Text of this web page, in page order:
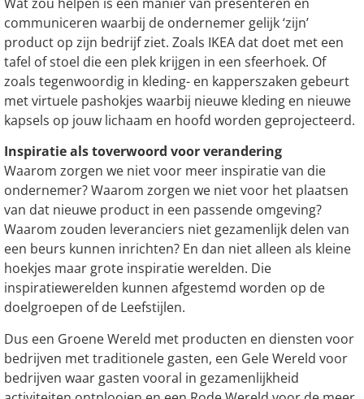
communiceren waarbij de ondernemer gelijk ‘zijn’
product op zijn bedrijf ziet. Zoals IKEA dat doet met een
tafel of stoel die een plek krijgen in een sfeerhoek. Of
zoals tegenwoordig in kleding- en kapperszaken gebeurt
met virtuele pashokjes waarbij nieuwe kleding en nieuwe
kapsels op jouw lichaam en hoofd worden geprojecteerd.
Inspiratie als toverwoord voor verandering
Waarom zorgen we niet voor meer inspiratie van die
ondernemer? Waarom zorgen we niet voor het plaatsen
van dat nieuwe product in een passende omgeving?
Waarom zouden leveranciers niet gezamenlijk delen van
een beurs kunnen inrichten? En dan niet alleen als kleine
hoekjes maar grote inspiratie werelden. Die
inspiratiewerelden kunnen afgestemd worden op de
doelgroepen of de Leefstijlen.
Dus een Groene Wereld met producten en diensten voor
bedrijven met traditionele gasten, een Gele Wereld voor
bedrijven waar gasten vooral in gezamenlijkheid